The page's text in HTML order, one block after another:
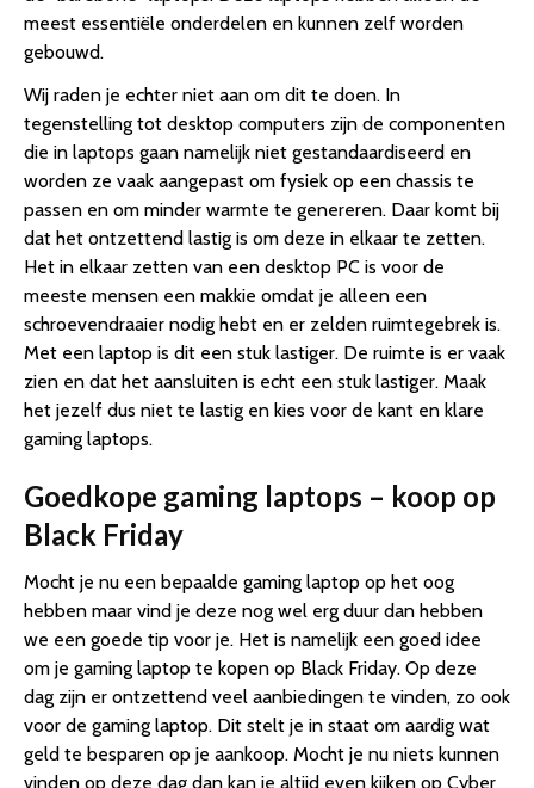
meest essentiële onderdelen en kunnen zelf worden
gebouwd.
Wij raden je echter niet aan om dit te doen. In
tegenstelling tot desktop computers zijn de componenten
die in laptops gaan namelijk niet gestandaardiseerd en
worden ze vaak aangepast om fysiek op een chassis te
passen en om minder warmte te genereren. Daar komt bij
dat het ontzettend lastig is om deze in elkaar te zetten.
Het in elkaar zetten van een desktop PC is voor de
meeste mensen een makkie omdat je alleen een
schroevendraaier nodig hebt en er zelden ruimtegebrek is.
Met een laptop is dit een stuk lastiger. De ruimte is er vaak
zien en dat het aansluiten is echt een stuk lastiger. Maak
het jezelf dus niet te lastig en kies voor de kant en klare
gaming laptops.
Goedkope gaming laptops – koop op
Black Friday
Mocht je nu een bepaalde gaming laptop op het oog
hebben maar vind je deze nog wel erg duur dan hebben
we een goede tip voor je. Het is namelijk een goed idee
om je gaming laptop te kopen op Black Friday. Op deze
dag zijn er ontzettend veel aanbiedingen te vinden, zo ook
voor de gaming laptop. Dit stelt je in staat om aardig wat
geld te besparen op je aankoop. Mocht je nu niets kunnen
vinden op deze dag dan kan je altijd even kijken op Cyber